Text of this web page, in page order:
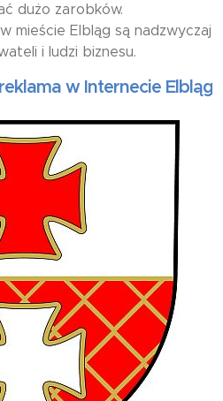
dużo zarobków.
mieście Elbląg są nadzwyczaj
i ludzi biznesu.
w Internecie Elbląg